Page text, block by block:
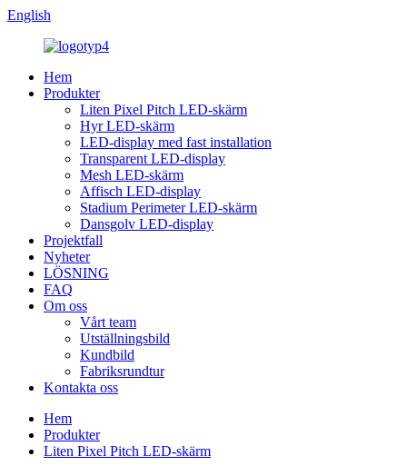
English
Hem
Produkter
Liten Pixel Pitch LED-skärm
Hyr LED-skärm
LED-display med fast installation
Transparent LED-display
Mesh LED-skärm
Affisch LED-display
Stadium Perimeter LED-skärm
Dansgolv LED-display
Projektfall
Nyheter
LÖSNING
FAQ
Om oss
Vårt team
Utställningsbild
Kundbild
Fabriksrundtur
Kontakta oss
Hem
Produkter
Liten Pixel Pitch LED-skärm